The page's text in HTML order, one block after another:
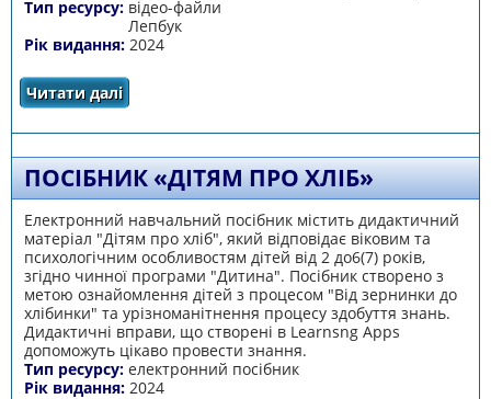
Тип ресурсу: відео-файли
Лепбук
Рік видання: 2024
Читати даліпро Великі відкриття маленьких дослідників
ПОСІБНИК «ДІТЯМ ПРО ХЛІБ»
Електронний навчальний посібник містить дидактичний
матеріал "Дітям про хліб", який відповідає віковим та
психологічним особливостям дітей від 2 до6(7) років,
згідно чинної програми "Дитина". Посібник створено з
метою ознайомлення дітей з процесом "Від зернинки до
хлібинки" та урізноманітнення процесу здобуття знань.
Дидактичні вправи, що створені в Learnsng Apps
допоможуть цікаво провести знання.
Тип ресурсу: електронний посібник
Рік видання: 2024